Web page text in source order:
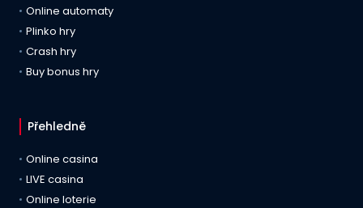
Online automaty
Plinko hry
Crash hry
Buy bonus hry
Přehledně
Online casina
LIVE casina
Online loterie